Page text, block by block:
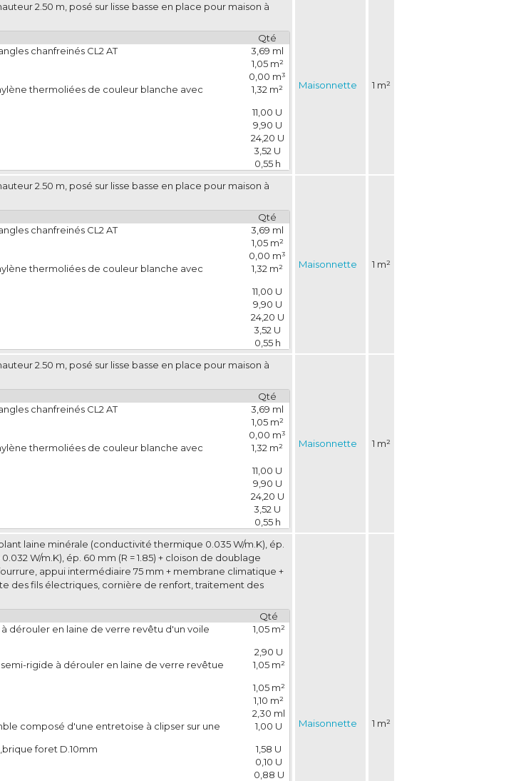
2.50 m, posé sur lisse basse en place pour maison à
Qté
chanfreinés CL2 AT
3,69 ml
1,05 m²
0,00 m³
thermoliées de couleur blanche avec
1,32 m²
11,00 U
9,90 U
24,20 U
3,52 U
0,55 h
Maisonnette 1 m²
2.50 m, posé sur lisse basse en place pour maison à
Qté
chanfreinés CL2 AT
3,69 ml
1,05 m²
0,00 m³
thermoliées de couleur blanche avec
1,32 m²
11,00 U
9,90 U
24,20 U
3,52 U
0,55 h
Maisonnette 1 m²
2.50 m, posé sur lisse basse en place pour maison à
Qté
chanfreinés CL2 AT
3,69 ml
1,05 m²
0,00 m³
thermoliées de couleur blanche avec
1,32 m²
11,00 U
9,90 U
24,20 U
3,52 U
0,55 h
Maisonnette 1 m²
laine minérale (conductivité thermique 0.035 W/m.K), ép.
W/m.K), ép. 60 mm (R = 1.85) + cloison de doublage
appui intermédiaire 75 mm + membrane climatique +
des fils électriques, cornière de renfort, traitement des
Qté
à dérouler en laine de verre revêtu d'un voile
1,05 m²
2,90 U
semi-rigide à dérouler en laine de verre revêtue
1,05 m²
1,05 m²
1,10 m²
2,30 ml
composé d'une entretoise à clipser sur une
1,00 U
foret D.10mm
1,58 U
0,10 U
0,88 U
Maisonnette 1 m²